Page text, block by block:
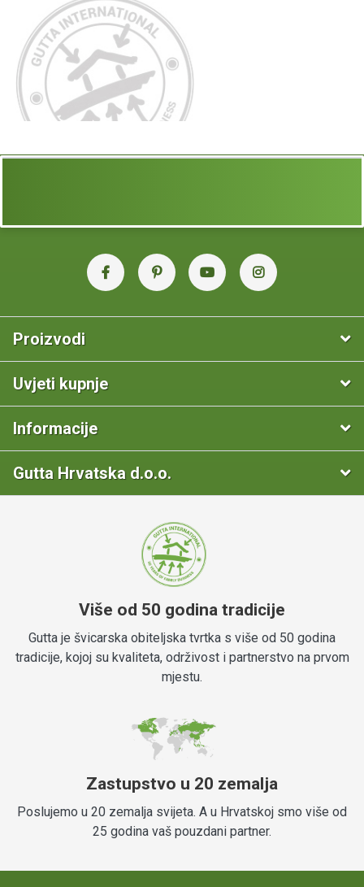
Proizvodi
Uvjeti kupnje
Informacije
Gutta Hrvatska d.o.o.
Više od 50 godina tradicije
Gutta je švicarska obiteljska tvrtka s više od 50 godina
tradicije, kojoj su kvaliteta, održivost i partnerstvo na prvom
mjestu.
Zastupstvo u 20 zemalja
Poslujemo u 20 zemalja svijeta. A u Hrvatskoj smo više od
25 godina vaš pouzdani partner.